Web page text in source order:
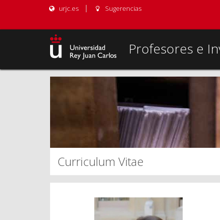
urjc.es Sugerencias
Profesores e
Curriculum Vitae